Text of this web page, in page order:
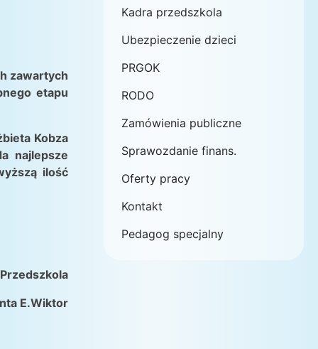
Kadra przedszkola
Ubezpieczenie dzieci
PRGOK
RODO
Zamówienia publiczne
Sprawozdanie finans.
Oferty pracy
Kontakt
Pedagog specjalny
zawartych
etapu
Kobza
najlepsze
ilość
E.Wiktor